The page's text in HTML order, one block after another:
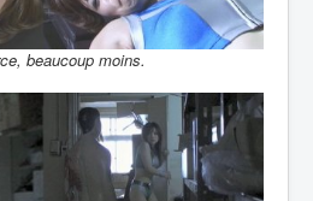
beaucoup moins.